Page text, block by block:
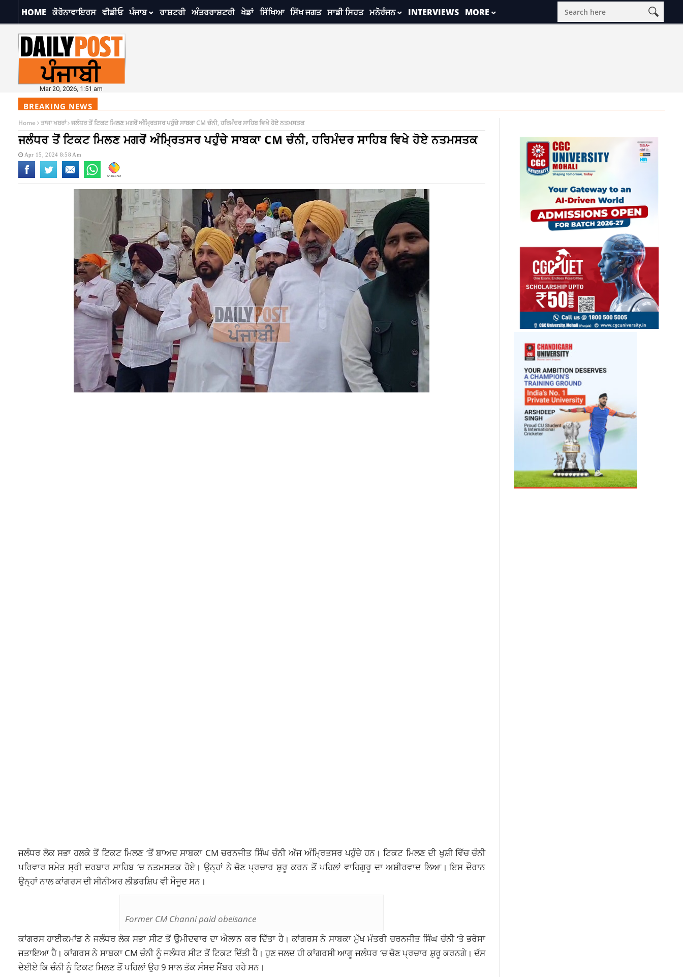
HOME ਕੋਰੋਨਾਵਾਇਰਸ ਵੀਡੀਓ ਪੰਜਾਬ ਰਾਸ਼ਟਰੀ ਅੰਤਰਰਾਸ਼ਟਰੀ ਖੇਡਾਂ ਸਿੱਖਿਆ ਸਿੱਖ ਜਗਤ ਸਾਡੀ ਸਿਹਤ ਮਨੋਰੰਜਨ INTERVIEWS MORE
Mar 20, 2026, 1:51 am
BREAKING NEWS
Home ਤਾਜਾ ਖਬਰਾਂ ਜਲੰਧਰ ਤੋਂ ਟਿਕਟ ਮਿਲਣ ਮਗਰੋਂ ਅੰਮ੍ਰਿਤਸਰ ਪਹੁੰਚੇ ਸਾਬਕਾ CM ਚੰਨੀ, ਹਰਿਮੰਦਰ ਸਾਹਿਬ ਵਿਖੇ ਹੋਏ ਨਤਮਸਤਕ
ਜਲੰਧਰ ਤੋਂ ਟਿਕਟ ਮਿਲਣ ਮਗਰੋਂ ਅੰਮ੍ਰਿਤਸਰ ਪਹੁੰਚੇ ਸਾਬਕਾ CM ਚੰਨੀ, ਹਰਿਮੰਦਰ ਸਾਹਿਬ ਵਿਖੇ ਹੋਏ ਨਤਮਸਤਕ
Apr 15, 2024 8:58 Am
ਜਲੰਧਰ ਲੋਕ ਸਭਾ ਹਲਕੇ ਤੋਂ ਟਿਕਟ ਮਿਲਣ ‘ਤੋਂ ਬਾਅਦ ਸਾਬਕਾ CM ਚਰਨਜੀਤ ਸਿੰਘ ਚੰਨੀ ਅੱਜ ਅੰਮ੍ਰਿਤਸਰ ਪਹੁੰਚੇ ਹਨ। ਟਿਕਟ ਮਿਲਣ ਦੀ ਖੁਸ਼ੀ ਵਿੱਚ ਚੰਨੀ
ਪਰਿਵਾਰ ਸਮੇਤ ਸ੍ਰੀ ਦਰਬਾਰ ਸਾਹਿਬ ‘ਚ ਨਤਮਸਤਕ ਹੋਏ। ਉਨ੍ਹਾਂ ਨੇ ਚੋਣ ਪ੍ਰਚਾਰ ਸ਼ੁਰੂ ਕਰਨ ਤੋਂ ਪਹਿਲਾਂ ਵਾਹਿਗੁਰੂ ਦਾ ਅਸ਼ੀਰਵਾਦ ਲਿਆ। ਇਸ ਦੌਰਾਨ
ਉਨ੍ਹਾਂ ਨਾਲ ਕਾਂਗਰਸ ਦੀ ਸੀਨੀਅਰ ਲੀਡਰਸ਼ਿਪ ਵੀ ਮੌਜੂਦ ਸਨ।
Former CM Channi paid obeisance
ਕਾਂਗਰਸ ਹਾਈਕਮਾਂਡ ਨੇ ਜਲੰਧਰ ਲੋਕ ਸਭਾ ਸੀਟ ਤੋਂ ਉਮੀਦਵਾਰ ਦਾ ਐਲਾਨ ਕਰ ਦਿੱਤਾ ਹੈ। ਕਾਂਗਰਸ ਨੇ ਸਾਬਕਾ ਮੁੱਖ ਮੰਤਰੀ ਚਰਨਜੀਤ ਸਿੰਘ ਚੰਨੀ ‘ਤੇ ਭਰੋਸਾ
ਜਤਾਇਆ ਹੈ। ਕਾਂਗਰਸ ਨੇ ਸਾਬਕਾ CM ਚੰਨੀ ਨੂੰ ਜਲੰਧਰ ਸੀਟ ਤੋਂ ਟਿਕਟ ਦਿੱਤੀ ਹੈ। ਹੁਣ ਜਲਦ ਹੀ ਕਾਂਗਰਸੀ ਆਗੂ ਜਲੰਧਰ ‘ਚ ਚੋਣ ਪ੍ਰਚਾਰ ਸ਼ੁਰੂ ਕਰਨਗੇ। ਦੱਸ
ਦੇਈਏ ਕਿ ਚੰਨੀ ਨੂੰ ਟਿਕਟ ਮਿਲਣ ਤੋਂ ਪਹਿਲਾਂ ਉਹ 9 ਸਾਲ ਤੱਕ ਸੰਸਦ ਮੈਂਬਰ ਰਹੇ ਸਨ।